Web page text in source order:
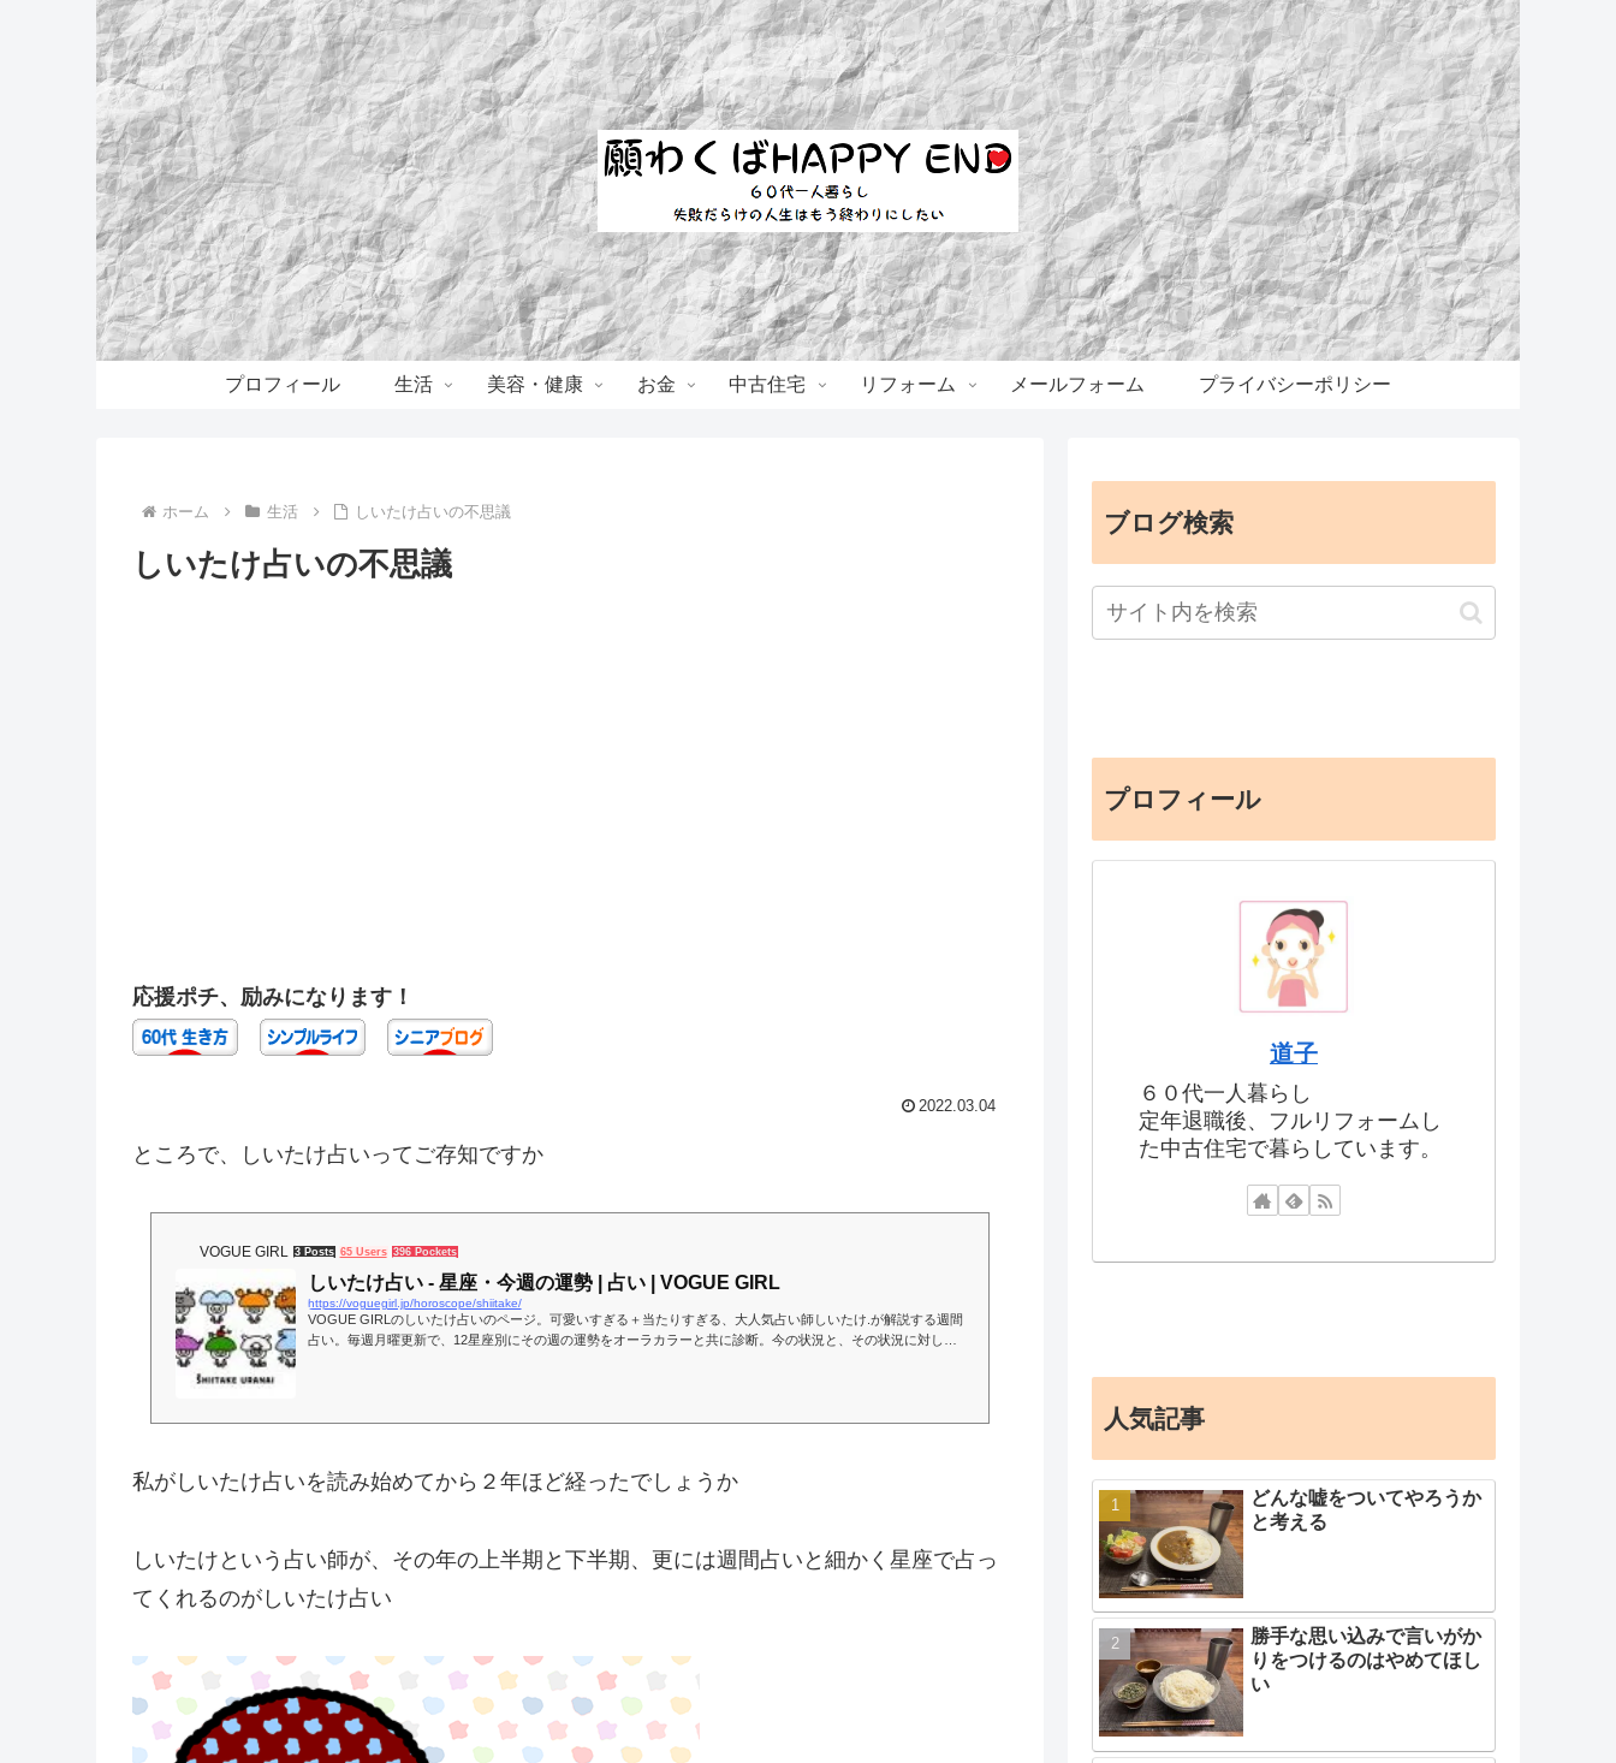
プロフィール 生活 美容・健康 お金 中古住宅 リフォーム メールフォーム プライバシーポリシー
ホーム 生活 しいたけ占いの不思議
しいたけ占いの不思議
応援ポチ、励みになります！
2022.03.04
ところで、しいたけ占いってご存知ですか
VOGUE GIRL 3 Posts 65 Users 396 Pockets
しいたけ占い - 星座・今週の運勢 | 占い | VOGUE GIRL
https://voguegirl.jp/horoscope/shiitake/
VOGUE GIRLのしいたけ占いのページ。可愛いすぎる＋当たりすぎる、大人気占い師しいたけ.が解説する週間
占い。毎週月曜更新で、12星座別にその週の運勢をオーラカラーと共に診断。今の状況と、その状況に対して
私がしいたけ占いを読み始めてから２年ほど経ったでしょうか
しいたけという占い師が、その年の上半期と下半期、更には週間占いと細かく星座で占っ
てくれるのがしいたけ占い
ブログ検索
プロフィール
道子
６０代一人暮らし
定年退職後、フルリフォームし
た中古住宅で暮らしています。
人気記事
どんな嘘をついてやろうか
と考える
勝手な思い込みで言いがか
りをつけるのはやめてほし
い